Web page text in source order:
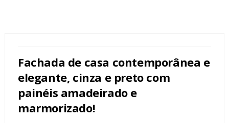
Fachada de casa contemporânea e
elegante, cinza e preto com
painéis amadeirado e
marmorizado!